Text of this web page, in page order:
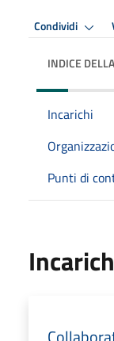
Condividi
INDICE
Incarichi
Punti di